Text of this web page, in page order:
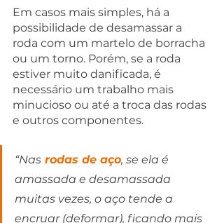
Em casos mais simples, há a
possibilidade de desamassar a
roda com um martelo de borracha
ou um torno. Porém, se a roda
estiver muito danificada, é
necessário um trabalho mais
minucioso ou até a troca das rodas
e outros componentes.
“Nas rodas de aço, se ela é
amassada e desamassada
muitas vezes, o aço tende a
encruar (deformar), ficando mais